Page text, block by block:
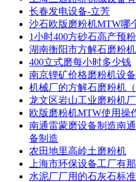
长春发电设备-立芳
沙石欧版磨粉机MTW哪
1小时400方砂石高产预
湖南衡阳市方解石磨粉
400立式磨每小时多少钱
南京锂矿价格磨粉机设备
机械厂的方解石磨粉机（
龙文区岩山工业磨粉机
欧版磨粉机MTW使用操
南通雷蒙磨设备制造南
备制造
农田地里高岭土磨粉机
上海市环保设备工厂有
水泥厂厂用的石灰石标准